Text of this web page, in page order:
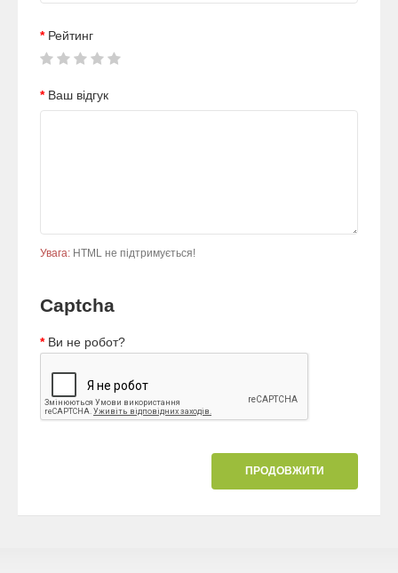
Рейтинг
Ваш відгук
Увага: HTML не підтримується!
Captcha
Ви не робот?
ПРОДОВЖИТИ